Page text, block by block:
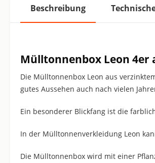
Beschreibung
Mülltonnenbox Leon 4er
Die Mülltonnenbox Leon aus
gutes Aussehen auch nach vielen
Ein besonderer Blickfang ist die
In der Mülltonnenverkleidung Leon
Die Mülltonnenbox wird mit einer